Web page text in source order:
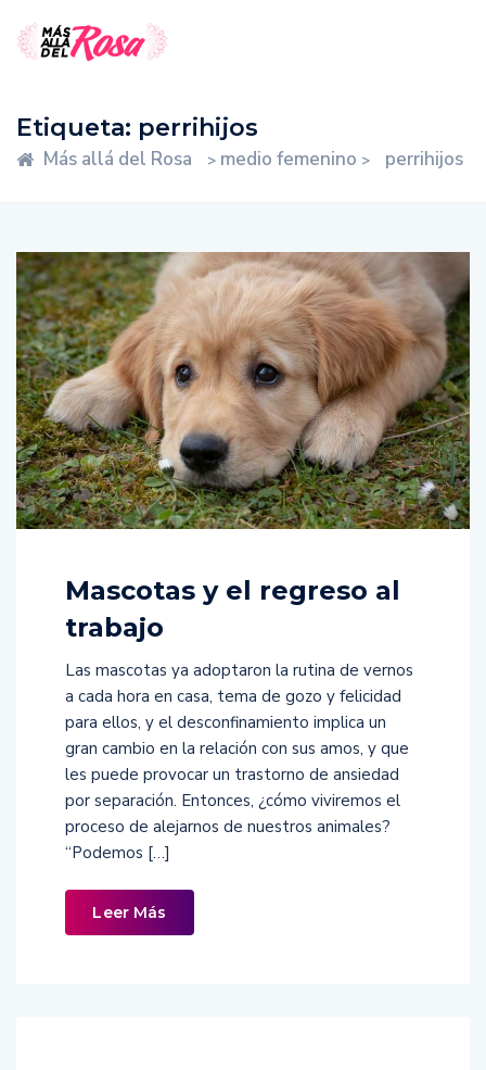
Etiqueta: perrihijos
Más allá del Rosa > medio femenino > perrihijos
Mascotas y el regreso al
trabajo
Las mascotas ya adoptaron la rutina de vernos
a cada hora en casa, tema de gozo y felicidad
para ellos, y el desconfinamiento implica un
gran cambio en la relación con sus amos, y que
les puede provocar un trastorno de ansiedad
por separación. Entonces, ¿cómo viviremos el
proceso de alejarnos de nuestros animales?
“Podemos […]
Leer Más